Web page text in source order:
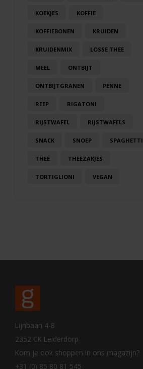
KOEKJES KOFFIE
KOFFIEBONEN KRUIDEN
KRUIDENMIX LOSSE THEE
MEEL ONTBIJT
ONTBIJTGRANEN PENNE
REEP RIGATONI
RIJSTWAFEL RIJSTWAFELS
SNACK SNOEP SPAGHETTI
THEE THEEZAKJES
TORTIGLIONI VEGAN
Lijnbaan 4-8
2352 CK Leiderdorp
Kom je ook shoppen in ons magazijn?
+31 (0) 85 80 81 545